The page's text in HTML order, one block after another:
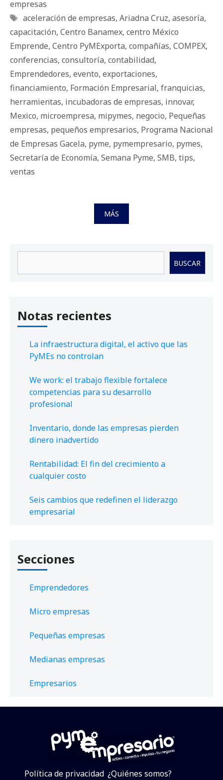
empresas
Etiquetas
aceleración de empresas, Ariadna Cruz, asesoría,
capacitación, Centro Banamex, centro México
Emprende, Centro PyMExporta, compañías, COMPEX,
conferencias, consultoría, contabilidad,
Emprendedores, evento, exportaciones,
financiamiento, Formación Empresarial, franquicias,
herramientas, incubadoras de empresas, innovar,
Mexico, microempresa, mipymes, negocio, Pequeñas
empresas, pequeños empresarios, Programa Nacional
de Empresas Gacela, pyme, pymempresario, pymes,
Secretaría de Economía, Semana Pyme, SMB, tips,
ventas
MÁS
BUSCAR
Notas recientes
La infraestructura digital, el activo que las
PyMEs no controlan
We work: el trabajo flexible fortalece
competencias para su desarrollo
profesional
Inventario, donde las empresas pierden
dinero inadvertido
Rentabilidad: El fin del crecimiento a
cualquier costo
Seis cambios que redefinen el liderazgo
empresarial
Secciones
Emprendedores
Micro empresas
Pequeñas empresas
Medianas empresas
Empresarios
Política de privacidad ¿Quiénes somos?